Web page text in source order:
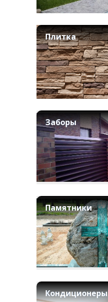
Плитка
Заборы
Памятники
Кондиционеры